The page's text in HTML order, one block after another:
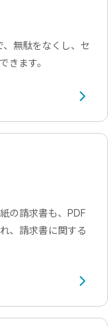
無駄をなくし、セ
きます。
の請求書も、PDF
、請求書に関する